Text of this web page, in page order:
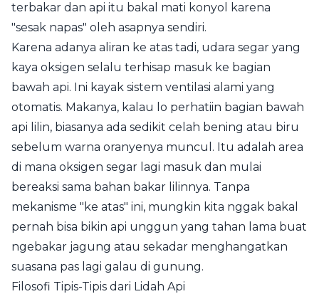
terbakar dan api itu bakal mati konyol karena
"sesak napas" oleh asapnya sendiri.
Karena adanya aliran ke atas tadi, udara segar yang
kaya oksigen selalu terhisap masuk ke bagian
bawah api. Ini kayak sistem ventilasi alami yang
otomatis. Makanya, kalau lo perhatiin bagian bawah
api lilin, biasanya ada sedikit celah bening atau biru
sebelum warna oranyenya muncul. Itu adalah area
di mana oksigen segar lagi masuk dan mulai
bereaksi sama bahan bakar lilinnya. Tanpa
mekanisme "ke atas" ini, mungkin kita nggak bakal
pernah bisa bikin api unggun yang tahan lama buat
ngebakar jagung atau sekadar menghangatkan
suasana pas lagi galau di gunung.
Filosofi Tipis-Tipis dari Lidah Api